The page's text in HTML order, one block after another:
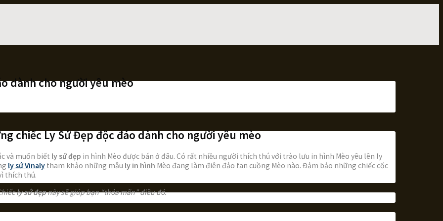
dành cho người yêu mèo
chiếc Ly Sứ Đẹp độc đáo dành cho người yêu mèo
và muốn biết ly sứ đẹp in hình Mèo được bán ở đâu. Có rất nhiều người thích thú với trào lưu in hình Mèo yêu lên ly
ly sứ Vinaly tham khảo những mẫu ly in hình Mèo đang làm điên đảo fan cuồng Mèo nào. Đảm bảo những chiếc cốc
thích thú.
ly sứ đẹpnày sẽ giúp bạn “thỏa mãn” điều đó.